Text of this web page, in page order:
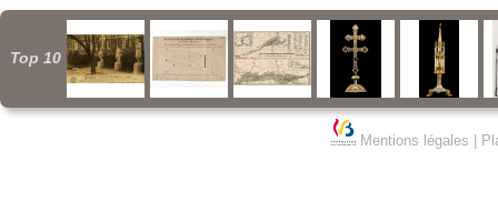
Top 10
Mentions légales